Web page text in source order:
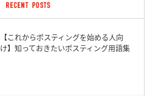
【これからポスティングを始める人向
け】知っておきたいポスティング用語集